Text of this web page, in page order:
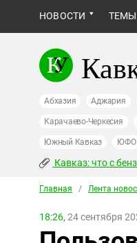
НОВОСТИ ТЕМЫ
Абхазия Аджария
Карачаево-Черкесия
Южный Кавказ ЮФО
Кавказ: что с
Главная / Лента
18:26, 24 сентября